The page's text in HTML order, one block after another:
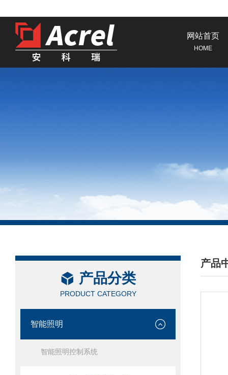
网站首页
HOME
产品分类
PRODUCT CATEGORY
智能照明
智能照明控制系统
产品
/